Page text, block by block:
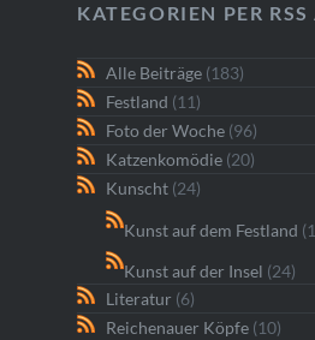
KATEGORIEN PER
Alle Beiträge(183)
Festland (11)
Foto der Woche(96)
Katzenkomödie(20)
Kunscht(24)
Kunst auf dem Festland
Kunst auf der Insel (24)
Literatur (6)
Reichenauer Köpfe(10)